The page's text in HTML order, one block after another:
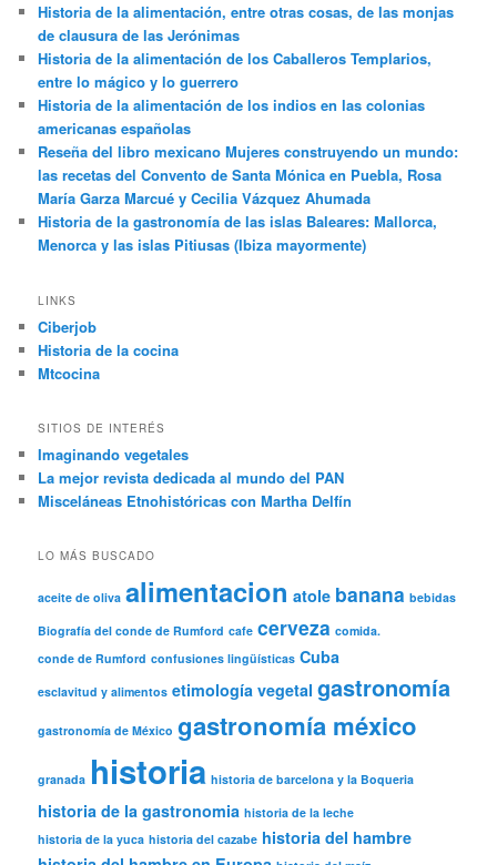
Historia de la alimentación, entre otras cosas, de las monjas
de clausura de las Jerónimas
Historia de la alimentación de los Caballeros Templarios,
entre lo mágico y lo guerrero
Historia de la alimentación de los indios en las colonias
americanas españolas
Reseña del libro mexicano Mujeres construyendo un mundo:
las recetas del Convento de Santa Mónica en Puebla, Rosa
María Garza Marcué y Cecilia Vázquez Ahumada
Historia de la gastronomía de las islas Baleares: Mallorca,
Menorca y las islas Pitiusas (Ibiza mayormente)
LINKS
Ciberjob
Historia de la cocina
Mtcocina
SITIOS DE INTERÉS
Imaginando vegetales
La mejor revista dedicada al mundo del PAN
Misceláneas Etnohistóricas con Martha Delfín
LO MÁS BUSCADO
aceite de oliva alimentacion atole banana bebidas
Biografía del conde de Rumford cafe cerveza comida.
conde de Rumford confusiones lingüísticas Cuba
esclavitud y alimentos etimología vegetal gastronomía
gastronomía de México gastronomía méxico
granada historia historia de barcelona y la Boqueria
historia de la gastronomia historia de la leche
historia de la yuca historia del cazabe historia del hambre